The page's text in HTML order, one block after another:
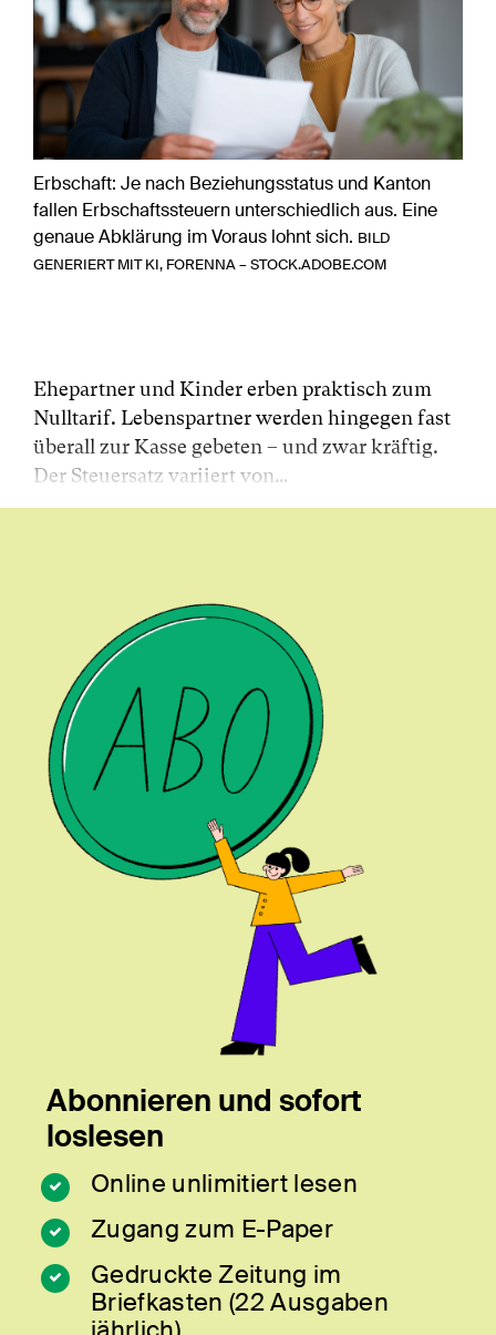
Erbschaft: Je nach Beziehungsstatus und Kanton
fallen Erbschaftssteuern unterschiedlich aus. Eine
genaue Abklärung im Voraus lohnt sich. BILD
GENERIERT MIT KI, FORENNA – STOCK.ADOBE.COM
Ehepartner und Kinder erben praktisch zum
Nulltarif. Lebenspartner werden hingegen fast
überall zur Kasse gebeten – und zwar kräftig.
Der Steuersatz variiert von…
Abonnieren und sofort
loslesen
Online unlimitiert lesen
Zugang zum E-Paper
Gedruckte Zeitung im
Briefkasten (22 Ausgaben